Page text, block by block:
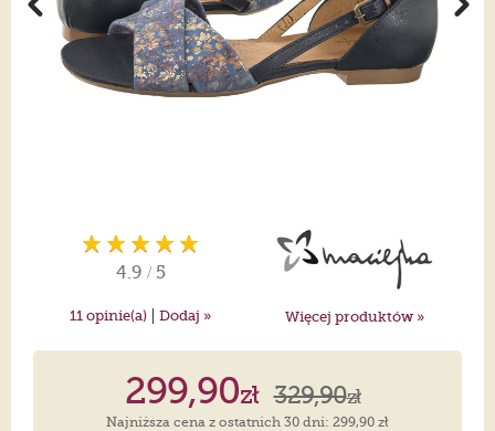
4.9 / 5
11 opinie(a) | Dodaj » Więcej produktów »
299,90zł 329,90zł
Najniższa cena z ostatnich 30 dni: 299,90 zł